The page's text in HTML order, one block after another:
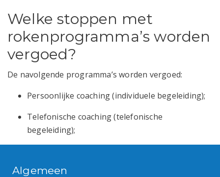
Welke stoppen met
rokenprogramma’s worden
vergoed?
De navolgende programma’s worden vergoed:
Persoonlijke coaching (individuele begeleiding);
Telefonische coaching (telefonische
begeleiding);
Algemeen